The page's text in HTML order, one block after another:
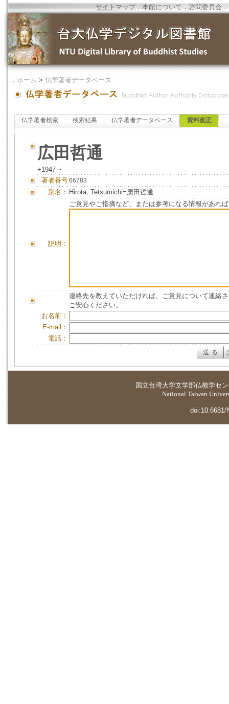
サイトマップ．本館について ．諮問委員会 ．
． ホーム > 仏学著者データベース
仏学著者検索 検索結果 仏学著者データベース 資料改正
広田哲通
+1947 ~
著者番号66783
別名： Hirota, Tetsumichi=廣田哲通
説明：
ご意見やご指摘など、または参考になる情報があれ
連絡先を教えていただければ、ご意見について連絡
ご安心ください。
お名前：
E-mail：
電話：
国立台湾大学文学部仏教学セ
National Taiwan
doi:10.6681/